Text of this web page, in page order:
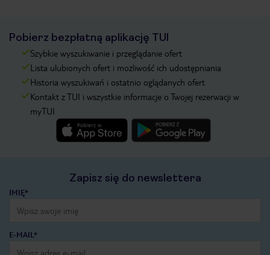
Pobierz bezpłatną aplikację TUI
Szybkie wyszukiwanie i przeglądanie ofert
Lista ulubionych ofert i możliwość ich udostępniania
Historia wyszukiwań i ostatnio oglądanych ofert
Kontakt z TUI i wszystkie informacje o Twojej rezerwacji w
myTUI
Zapisz się do newslettera
IMIĘ*
E-MAIL*